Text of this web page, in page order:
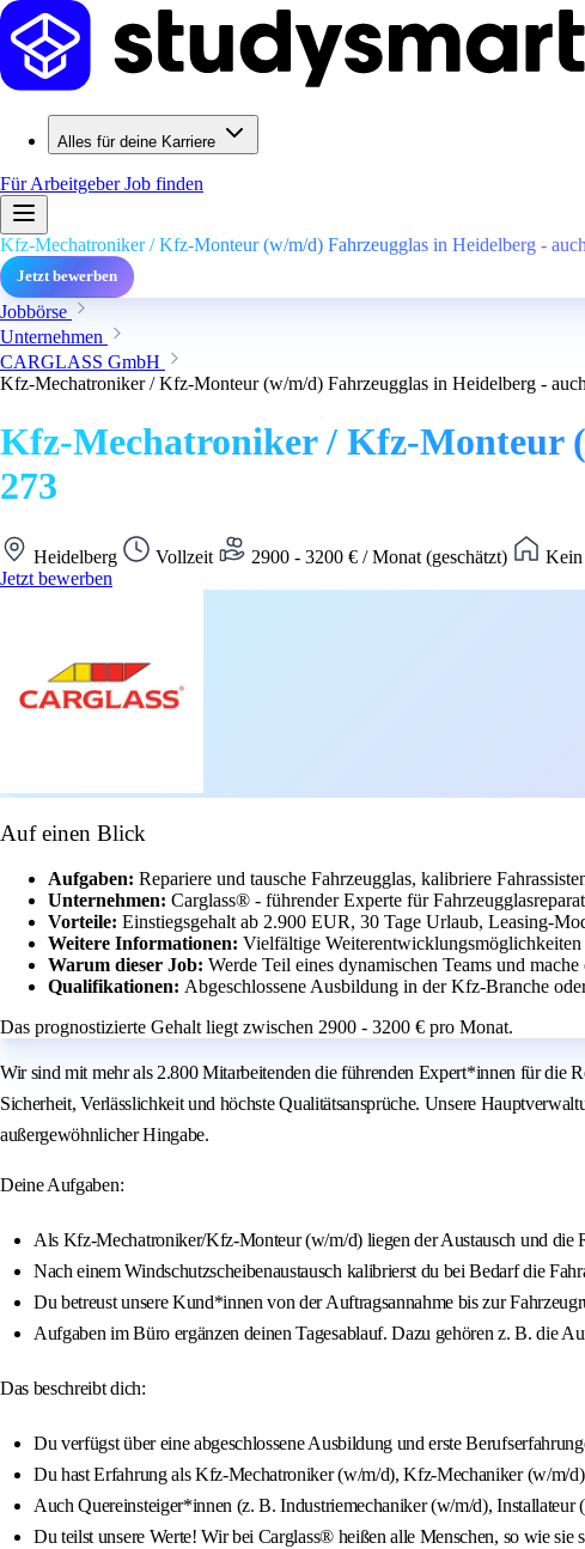
Alles für deine Karriere
Für ArbeitgeberJob finden
Kfz-Mechatroniker / Kfz-Monteur (w/m/d) Fahrzeugglas in Heidelberg -
Jetzt bewerben
Jobbörse
Unternehmen
CARGLASS GmbH
Kfz-Mechatroniker / Kfz-Monteur (w/m/d) Fahrzeugglas in Heidelberg -
Kfz-Mechatroniker / Kfz-Monteur
273
Heidelberg Vollzeit 2900 - 3200 € / Monat (geschätzt)
Kein
Jetzt bewerben
Auf einen Blick
Aufgaben: Repariere und tausche Fahrzeugglas, kalibriere
Unternehmen: Carglass® - führender Experte für
Vorteile: Einstiegsgehalt ab 2.900 EUR, 30 Tage Urlaub, Leasing-
Weitere Informationen: Vielfältige
Warum dieser Job: Werde Teil eines dynamischen Teams und
Qualifikationen: Abgeschlossene Ausbildung in der Kfz-Branche
Das prognostizierte Gehalt liegt zwischen 2900 - 3200 € pro Monat.
Wir sind mit mehr als 2.800 Mitarbeitenden die führenden Expert*innen für die
Sicherheit, Verlässlichkeit und höchste Qualitätsansprüche. Unsere
außergewöhnlicher Hingabe.
Deine Aufgaben:
Als Kfz-Mechatroniker/Kfz-Monteur (w/m/d) liegen der Austausch und die
Nach einem Windschutzscheibenaustausch kalibrierst du bei Bedarf die
Du betreust unsere Kund*innen von der Auftragsannahme bis zur
Aufgaben im Büro ergänzen deinen Tagesablauf. Dazu gehören z. B. die
Das beschreibt dich:
Du verfügst über eine abgeschlossene Ausbildung und erste
Du hast Erfahrung als Kfz-Mechatroniker (w/m/d), Kfz-Mechaniker (w/m/
Auch Quereinsteiger*innen (z. B. Industriemechaniker (w/m/d),
Du teilst unsere Werte! Wir bei Carglass® heißen alle Menschen, so wie